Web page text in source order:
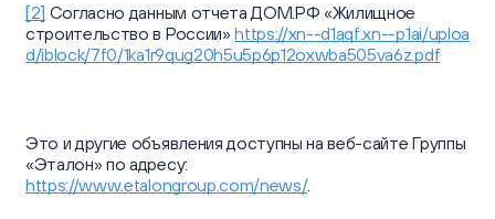
[2] Согласно данным отчета ДОМ.РФ «Жилищное
строительство в России»https://xn--d1aqf.xn--p1ai/uploa
d/iblock/7f0/1ka1r9qug20h5u5p6p12oxwba505va6z.pdf
Это и другие объявления доступны на веб-сайте Группы
«Эталон» по адресу:
https://www.etalongroup.com/news/.